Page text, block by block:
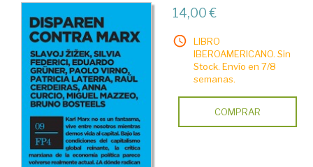
14,00 €
LIBRO
IBEROAMERICANO. Sin
Stock. Envío en 7/8
semanas.
COMPRAR